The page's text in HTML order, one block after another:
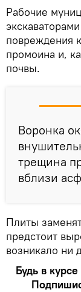
Рабочие
повреждения
промоина и,
почвы.
Воронка
трещина
вблизи
Плиты
предстоит
возникало ни
Будь в курсе